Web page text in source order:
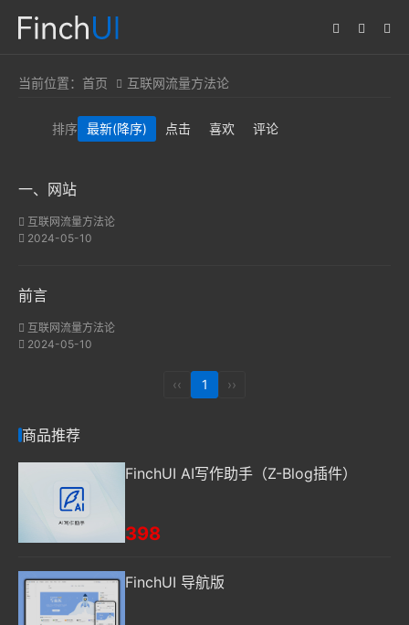
当前位置： 首页 互联网流量方法论
排序 最新(降序) 点击 喜欢 评论
一、网站
互联网流量方法论
2024-05-10
前言
互联网流量方法论
2024-05-10
‹‹ 1 ››
商品推荐
FinchUI AI写作助手（Z-Blog插件）
398
FinchUI 导航版